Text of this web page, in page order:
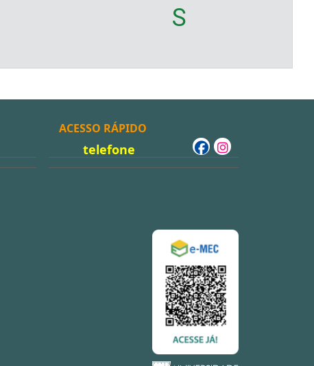
S
ACESSO RÁPIDO
telefone